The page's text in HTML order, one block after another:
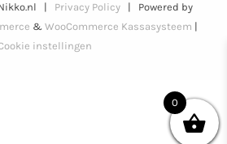
| Privacy Policy| Powered by
& WooCommerce Kassasysteem |
instellingen
0